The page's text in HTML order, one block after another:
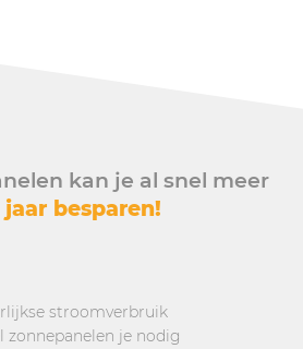
kan je al snel meer
besparen!
stroomverbruik
zonnepanelen je nodig